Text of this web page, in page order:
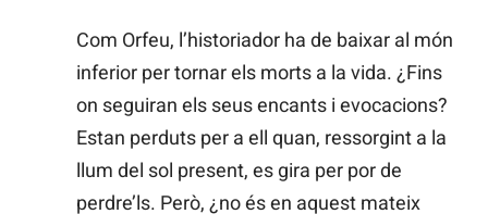
Com Orfeu, l’historiador ha de baixar al món
inferior per tornar els morts a la vida. ¿Fins
on seguiran els seus encants i evocacions?
Estan perduts per a ell quan, ressorgint a la
llum del sol present, es gira per por de
perdre’ls. Però, ¿no és en aquest mateix